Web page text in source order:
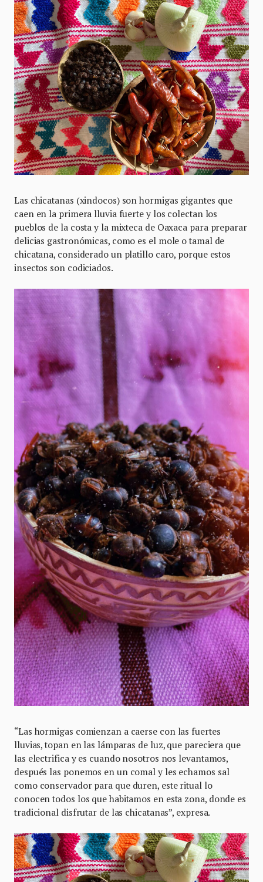
Las chicatanas (xindocos) son hormigas gigantes que
caen en la primera lluvia fuerte y los colectan los
pueblos de la costa y la mixteca de Oaxaca para preparar
delicias gastronómicas, como es el mole o tamal de
chicatana, considerado un platillo caro, porque estos
insectos son codiciados.
“Las hormigas comienzan a caerse con las fuertes
lluvias, topan en las lámparas de luz, que pareciera que
las electrifica y es cuando nosotros nos levantamos,
después las ponemos en un comal y les echamos sal
como conservador para que duren, este ritual lo
conocen todos los que habitamos en esta zona, donde es
tradicional disfrutar de las chicatanas”, expresa.